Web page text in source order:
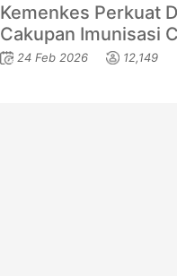
Kemenkes Perkuat
Cakupan Imunisasi
24 Feb 2026 12,149